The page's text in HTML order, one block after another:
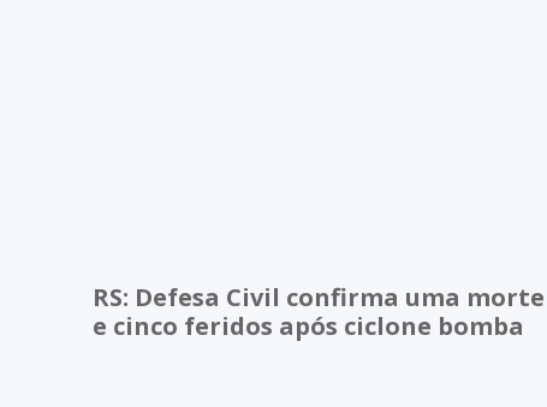
RS: Defesa Civil confirma uma morte
e cinco feridos após ciclone bomba